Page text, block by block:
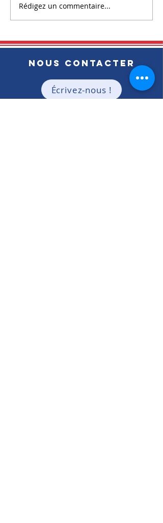
Le CEDEF 72 a fait sa
rentrée
Rédigez un commentaire...
NOUS CONTACTER
Écrivez-nous !